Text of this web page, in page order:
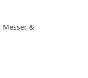
Messer &